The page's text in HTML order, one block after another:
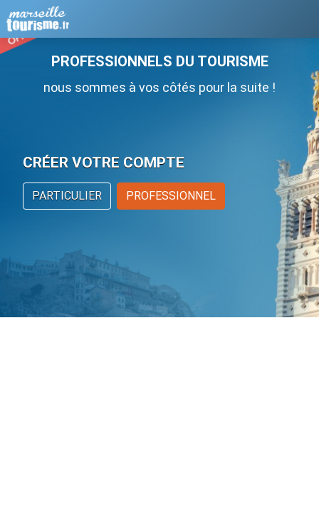
PROFESSIONNELS DU TOURISME
nous sommes à vos côtés pour la suite !
CRÉER VOTRE COMPTE
PARTICULIER PROFESSIONNEL